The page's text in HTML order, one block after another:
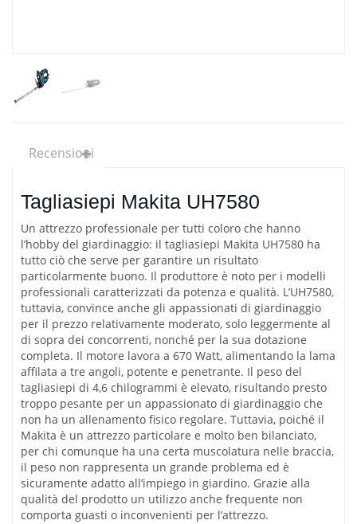
Tagliasiepi Makita UH7580
Un attrezzo professionale per tutti coloro che hanno
l’hobby del giardinaggio: il tagliasiepi Makita UH7580 ha
tutto ciò che serve per garantire un risultato
particolarmente buono. Il produttore è noto per i modelli
professionali caratterizzati da potenza e qualità. L’UH7580,
tuttavia, convince anche gli appassionati di giardinaggio
per il prezzo relativamente moderato, solo leggermente al
di sopra dei concorrenti, nonché per la sua dotazione
completa. Il motore lavora a 670 Watt, alimentando la lama
affilata a tre angoli, potente e penetrante. Il peso del
tagliasiepi di 4,6 chilogrammi è elevato, risultando presto
troppo pesante per un appassionato di giardinaggio che
non ha un allenamento fisico regolare. Tuttavia, poiché il
Makita è un attrezzo particolare e molto ben bilanciato,
per chi comunque ha una certa muscolatura nelle braccia,
il peso non rappresenta un grande problema ed è
sicuramente adatto all’impiego in giardino. Grazie alla
qualità del prodotto un utilizzo anche frequente non
comporta guasti o inconvenienti per l’attrezzo.